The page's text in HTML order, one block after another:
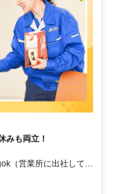
も両立！
（営業所に出社して、